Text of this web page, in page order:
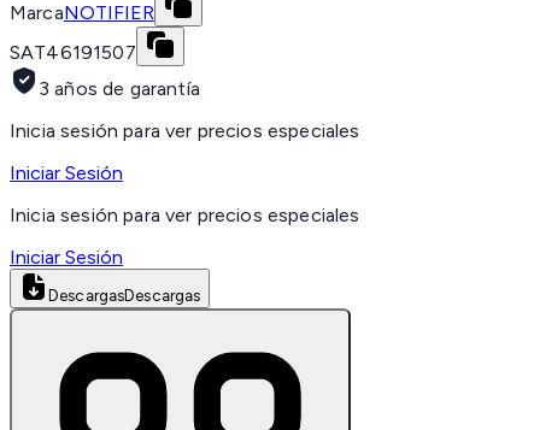
MarcaNOTIFIER
SAT46191507
3 años de garantía
Inicia sesión para ver precios especiales
Iniciar Sesión
Inicia sesión para ver precios especiales
Iniciar Sesión
DescargasDescargas